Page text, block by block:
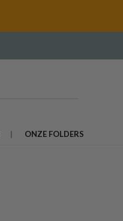
ONZE FOLDERS